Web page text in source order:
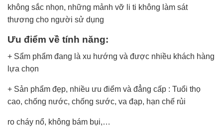
không sắc nhọn, những mảnh vỡ li ti không làm sát
thương cho người sử dụng
Ưu điểm về tính năng:
+ Sẩm phẩm đang là xu hướng và được nhiều khách hàng
lựa chọn
+ Sản phẩm đẹp, nhiều ưu điểm và đẳng cấp : Tuổi thọ
cao, chống nước, chống sước, va đạp, hạn chế rủi
ro cháy nổ, không bám bụi,…